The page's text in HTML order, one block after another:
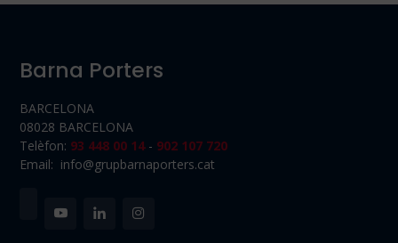
Barna Porters
BARCELONA
08028 BARCELONA
Telèfon: 93 448 00 14 - 902 107 720
Email: info@grupbarnaporters.cat